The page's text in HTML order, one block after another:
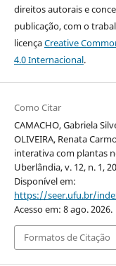
direitos autorais e
publicação, com o
licençaCreative
4.0 Internacional.
Como Citar
CAMACHO, Gabriela
OLIVEIRA, Renata
interativa com plantas
Uberlândia, v. 12, n. 1,
Disponível em:
https://seer.ufu.br/
Acesso em: 8 ago. 2026.
Formatos de Citação